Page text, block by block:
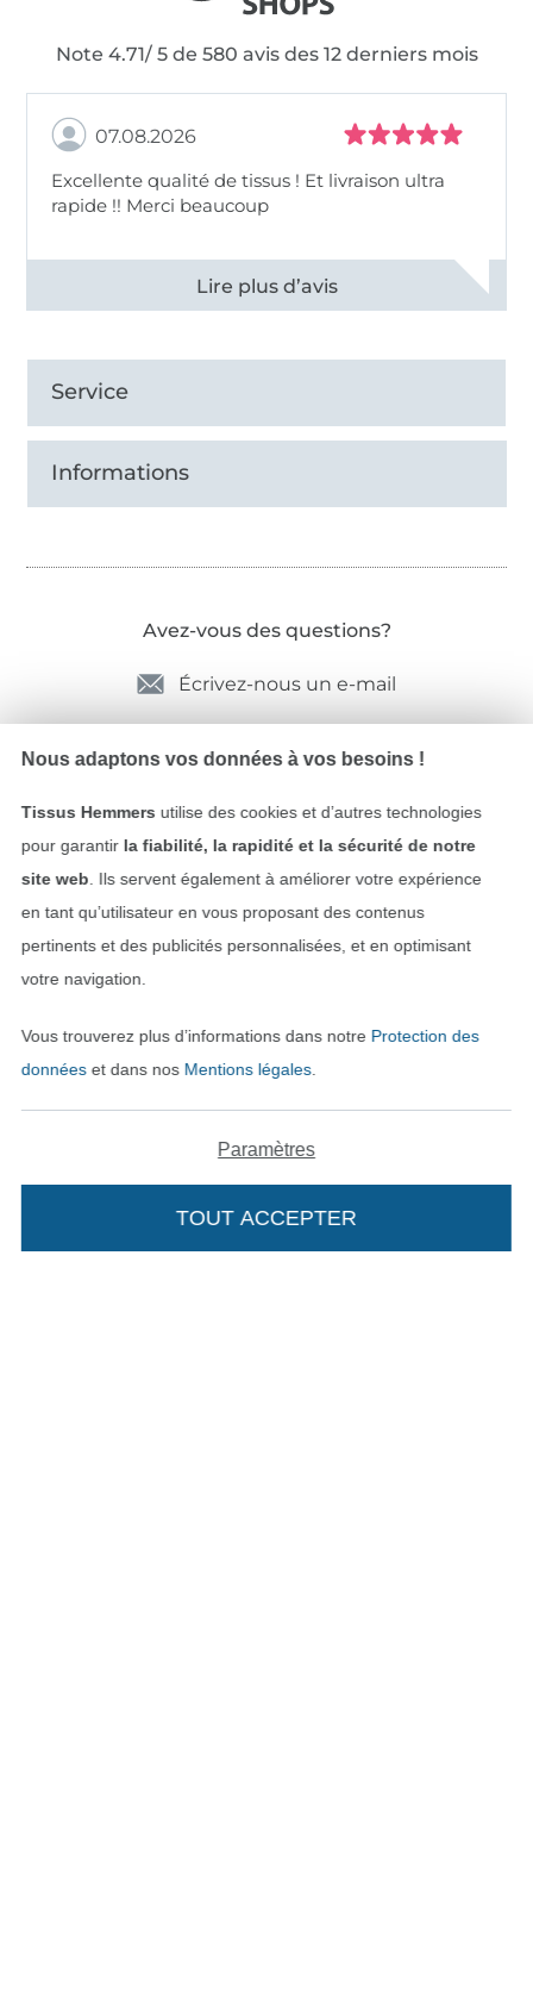
Note 4.71/ 5 de 580 avis des 12 derniers mois
07.08.2026
Excellente qualité de tissus ! Et livraison ultra
rapide !! Merci beaucoup
Voir tous les 11496 commentaires
Service
Informations
Avez-vous des questions?
Écrivez-nous un e-mail
Payer avec
Nous adaptons vos données à vos besoins !
Tissus Hemmers utilise des cookies et d’autres technologies
pour garantir la fiabilité, la rapidité et la sécurité de notre
site web . Ils servent également à améliorer votre expérience
en tant qu’utilisateur en vous proposant des contenus
pertinents et des publicités personnalisées, et en optimisant
votre navigation.
Vous trouverez plus d’informations dans notre Protection des
donnéeset dans nos Mentions légales.
Paramètres
TOUT ACCEPTER